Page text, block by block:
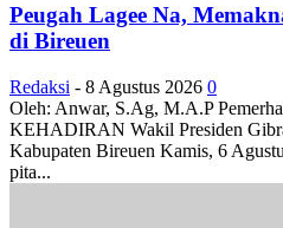
Peugah Lagee Na,
di Bireuen
Redaksi - 8 Agustus 2026 0
Oleh: Anwar, S.Ag, M.A.P
KEHADIRAN Wakil Presiden
Kabupaten Bireuen Kamis, 6
pita...